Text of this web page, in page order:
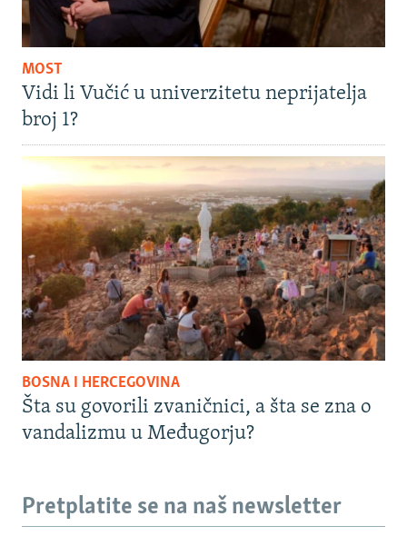
MOST
Vidi li Vučić u univerzitetu neprijatelja
broj 1?
BOSNA I HERCEGOVINA
Šta su govorili zvaničnici, a šta se zna o
vandalizmu u Međugorju?
Pretplatite se na naš newsletter